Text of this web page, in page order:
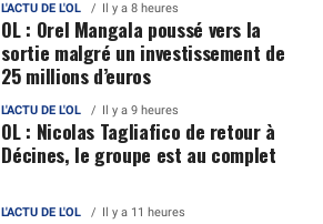
L'ACTU DE L'OL Il y a 8 heures
OL : Orel Mangala poussé vers la
sortie malgré un investissement de
25 millions d’euros
L'ACTU DE L'OL Il y a 9 heures
OL : Nicolas Tagliafico de retour à
Décines, le groupe est au complet
L'ACTU DE L'OL Il y a 11 heures